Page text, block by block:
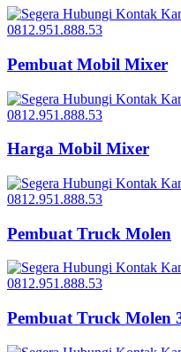
Pembuat Mobil Mixer
Harga Mobil Mixer
Pembuat Truck Molen
Pembuat Truck Molen